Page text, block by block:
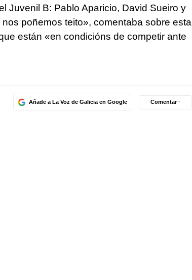
Juvenil B: Pablo Aparicio, David Sueiro y
poñemos teito», comentaba sobre esta
están «en condicións de competir ante
Añade a La Voz de Galicia en Google Comentar ·